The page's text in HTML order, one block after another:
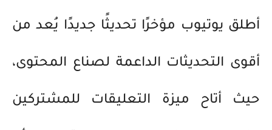
أطلق يوتيوب مؤخرًا تحديثًا جديدًا يُعد من
أقوى التحديثات الداعمة لصناع المحتوى،
حيث أتاح ميزة التعليقات للمشتركين